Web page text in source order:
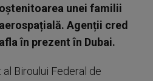
unei familii
Agenții cred
în prezent în Dubai.
Biroului Federal de